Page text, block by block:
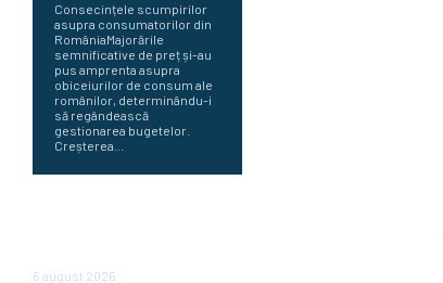
Consecințele scumpirilor
asupra consumatorilor din
RomâniaMajorările
semnificative de preț și-au
pus amprenta asupra
obiceiurilor de consum ale
românilor, determinându-i
să regândească
gestionarea bugetelor.
Creșterea...
6 august 2026